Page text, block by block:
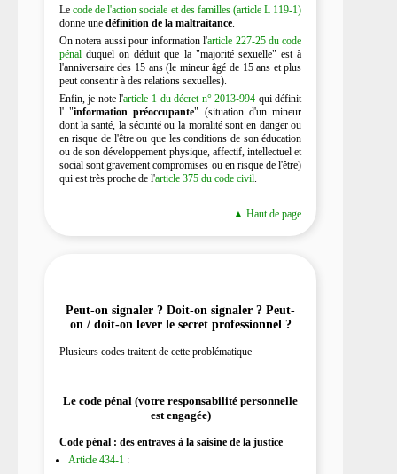
Le code de l'action sociale et des familles (article L 119-1)
donne une définition de la maltraitance.
On notera aussi pour information l'article 227-25 du code
pénalduquel on déduit que la "majorité sexuelle" est à
l'anniversaire des 15 ans (le mineur âgé de 15 ans et plus
peut consentir à des relations sexuelles).
Enfin, je note l'article 1 du décret n° 2013-994 qui définit
l' "information préoccupante" (situation d'un mineur
dont la santé, la sécurité ou la moralité sont en danger ou
en risque de l'être ou que les conditions de son éducation
ou de son développement physique, affectif, intellectuel et
social sont gravement compromises ou en risque de l'être)
qui est très proche de l'article 375 du code civil.
▲ Haut de page
Peut-on signaler ? Doit-on signaler ? Peut-
on / doit-on lever le secret professionnel ?
Plusieurs codes traitent de cette problématique
Le code pénal (votre responsabilité personnelle
est engagée)
Code pénal : des entraves à la saisine de la justice
Article 434-1: